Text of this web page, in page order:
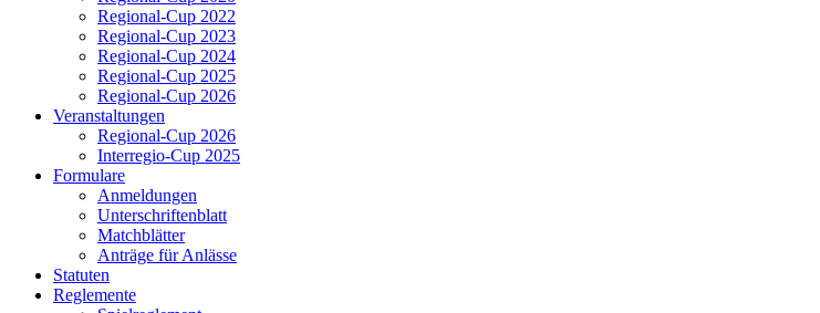
Regional-Cup 2022
Regional-Cup 2023
Regional-Cup 2024
Regional-Cup 2025
Regional-Cup 2026
Veranstaltungen
Regional-Cup 2026
Interregio-Cup 2025
Formulare
Anmeldungen
Unterschriftenblatt
Matchblätter
Anträge für Anlässe
Statuten
Reglemente